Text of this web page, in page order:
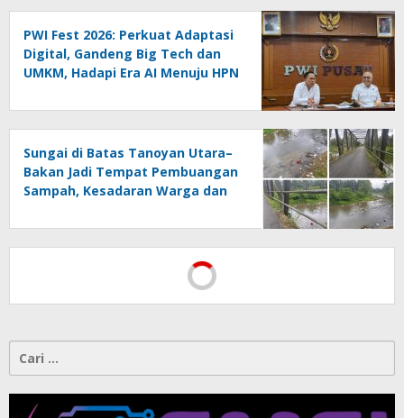
PWI Fest 2026: Perkuat Adaptasi
Digital, Gandeng Big Tech dan
UMKM, Hadapi Era AI Menuju HPN
Sungai di Batas Tanoyan Utara–
Bakan Jadi Tempat Pembuangan
Sampah, Kesadaran Warga dan
Dipertanyakan
Cari
untuk: